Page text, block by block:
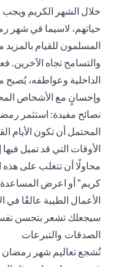
خلال الشهر الكريم ويجب
حياتهم، لاسيما في شهر
المسلمون للقيام
والتسامح تجاه الآخرين.
الداخلية وعواطفه،
وإحسانٍ مع الأشخاص
نصائح مفيدة: استثمر
المحتمل أن تكون الأيام
الأوقات التي قد تميل
محاولًا أن تتغلب على هذه
كريم" أو اعرض
الأعمال الطيبة عالقًا
سيجعلك تشعر بتحسن
الصدقات والتبرعات
تُشجع تعاليم شهر رمضان